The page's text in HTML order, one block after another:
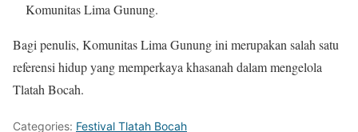
Komunitas Lima Gunung.
Bagi penulis, Komunitas Lima Gunung ini merupakan salah satu
referensi hidup yang memperkaya khasanah dalam mengelola
Tlatah Bocah.
Categories: Festival Tlatah Bocah